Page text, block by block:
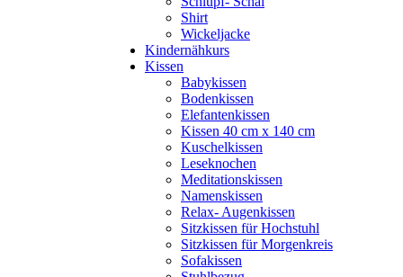
Shirt
Wickeljacke
Kindernähkurs
Kissen
Babykissen
Bodenkissen
Elefantenkissen
Kissen 40 cm x 140 cm
Kuschelkissen
Leseknochen
Meditationskissen
Namenskissen
Relax- Augenkissen
Sitzkissen für Hochstuhl
Sitzkissen für Morgenkreis
Sofakissen